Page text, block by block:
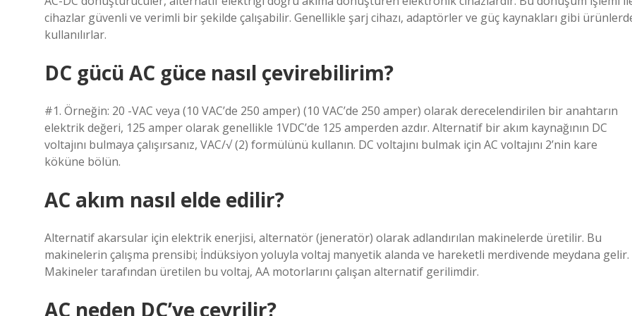
cihazlar güvenli ve verimli bir şekilde çalışabilir. Genellikle şarj cihazı, adaptörler ve güç kaynakları gibi
kullanılırlar.
DC gücü AC güce nasıl çevirebilirim?
#1. Örneğin: 20 -VAC veya (10 VAC’de 250 amper) (10 VAC’de 250 amper) olarak derecelendirilen bir anahtarın
elektrik değeri, 125 amper olarak genellikle 1VDC’de 125 amperden azdır. Alternatif bir akım kaynağının DC
voltajını bulmaya çalışırsanız, VAC/√ (2) formülünü kullanın. DC voltajını bulmak için AC voltajını 2’nin kare
köküne bölün.
AC akım nasıl elde edilir?
Alternatif akarsular için elektrik enerjisi, alternatör (jeneratör) olarak adlandırılan makinelerde üretilir. Bu
makinelerin çalışma prensibi; İndüksiyon yoluyla voltaj manyetik alanda ve hareketli merdivende meydana gelir.
Makineler tarafından üretilen bu voltaj, AA motorlarını çalışan alternatif gerilimdir.
AC neden DC’ye çevrilir?